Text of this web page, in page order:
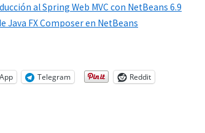
al Spring Web MVC con NetBeans 6.9
Java FX Composer en NetBeans
Telegram Reddit